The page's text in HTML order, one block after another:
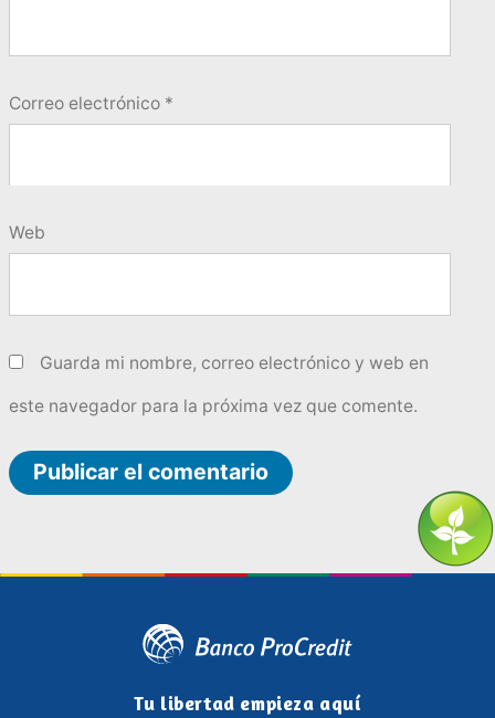
Correo electrónico *
Web
Guarda mi nombre, correo electrónico y web en
este navegador para la próxima vez que comente.
Tu libertad empieza aquí